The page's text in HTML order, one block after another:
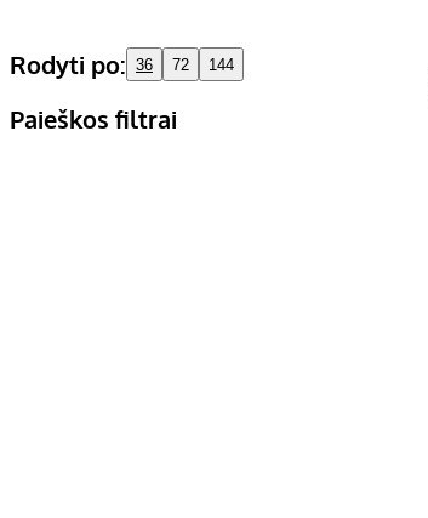
Rodyti po: 36 72 144
Paieškos filtrai